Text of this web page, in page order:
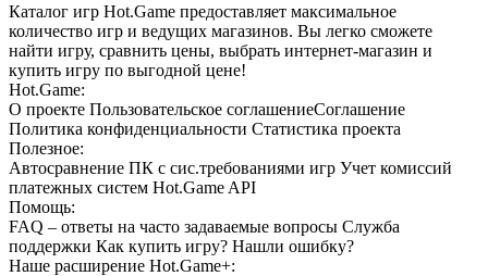
Каталог игр Hot.Game предоставляет максимальное
количество игр и ведущих магазинов. Вы легко сможете
найти игру, сравнить цены, выбрать интернет-магазин и
купить игру по выгодной цене!
Hot.Game:
О проекте Пользовательское соглашениеСоглашение
Политика конфиденциальности Статистика проекта
Полезное:
Автосравнение ПК с сис.требованиями игр Учет комиссий
платежных систем Hot.Game API
Помощь:
FAQ – ответы на часто задаваемые вопросы Служба
поддержки Как купить игру? Нашли ошибку?
Наше расширение Hot.Game+: